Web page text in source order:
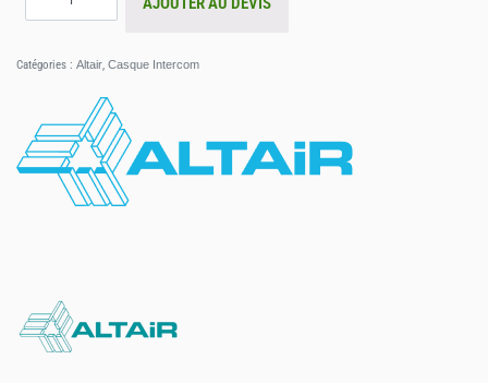
Catégories : Altair, Casque Intercom